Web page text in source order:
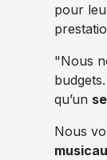
pour
"Nous
qu’un
Nous